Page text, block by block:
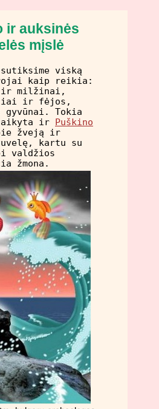
ir auksinės
mįslė
sutiksime viską
kaip reikia:
ir milžinai,
ir fėjos,
gyvūnai. Tokia
ir Puškino
žveją ir
kartu su
valdžios
žmona.